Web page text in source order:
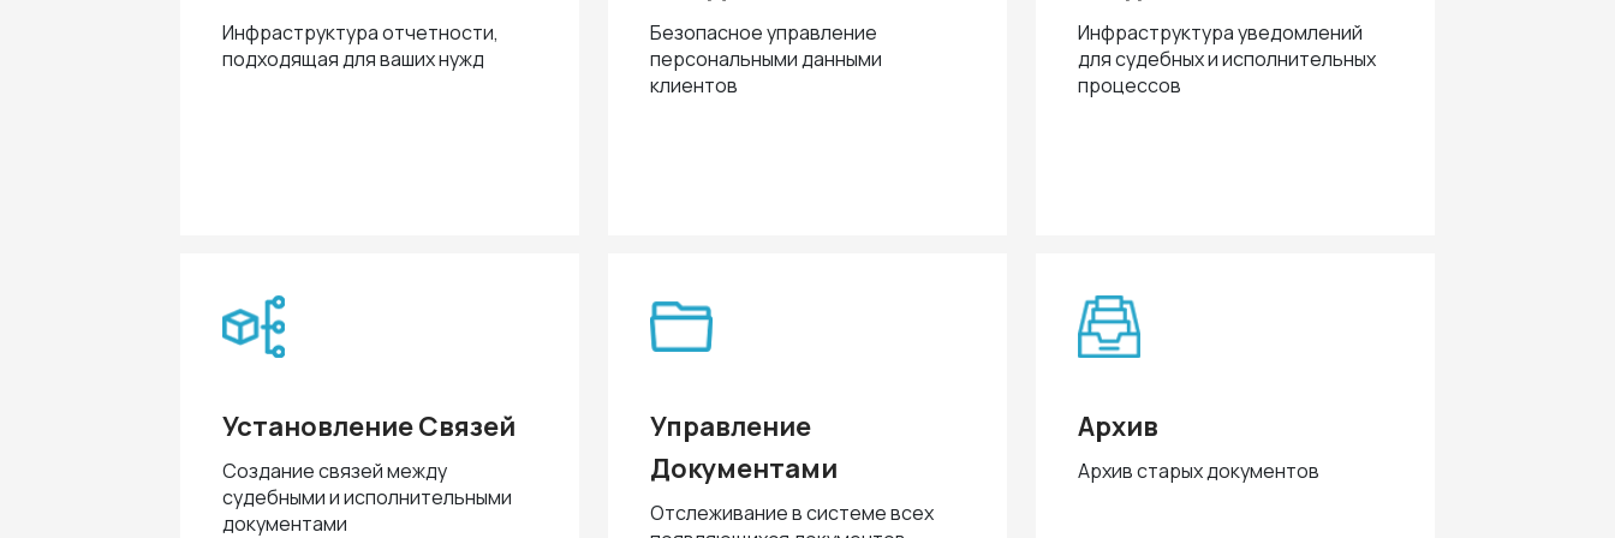
Инфраструктура отчетности,
подходящая для ваших нужд
Безопасное управление
персональными данными
клиентов
Инфраструктура уведомлений
для судебных и исполнительных
процессов
Установление Связей
Создание связей между
судебными и исполнительными
документами
Управление
Документами
Отслеживание в системе всех
Архив
Архив старых документов